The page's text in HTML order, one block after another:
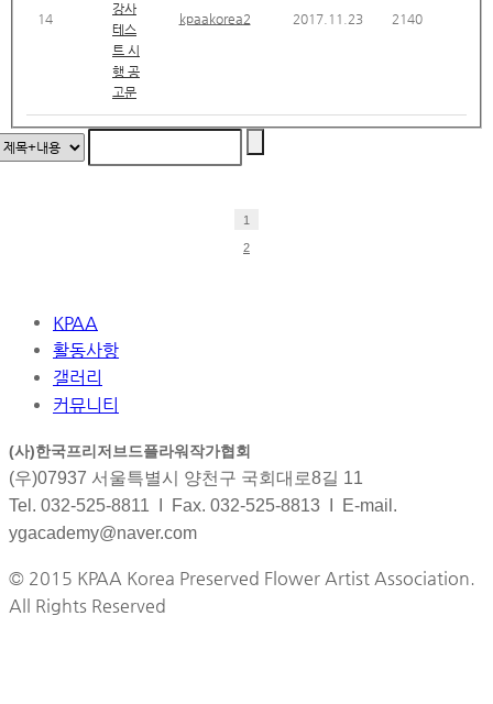
14
강사
테스
트 시
행 공
고문
kpaakorea2 2017.11.23 2140
1
2
KPAA
활동사항
갤러리
커뮤니티
(사)한국프리저브드플라워작가협회
(우)07937 서울특별시 양천구 국회대로8길 11
Tel. 032-525-8811 I Fax. 032-525-8813 I E-mail.
ygacademy@naver.com
© 2015 KPAA Korea Preserved Flower Artist Association.
All Rights Reserved